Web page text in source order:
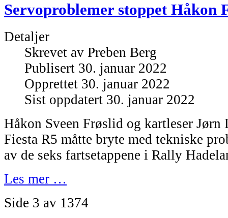
Servoproblemer stoppet Håkon
Detaljer
Skrevet av Preben Berg
Publisert 30. januar 2022
Opprettet 30. januar 2022
Sist oppdatert 30. januar 2022
Håkon Sveen Frøslid og kartleser
Fiesta R5 måtte bryte med tekniske
av de seks fartsetappene i Rally
Les mer …
Side 3 av 1374